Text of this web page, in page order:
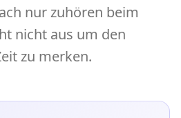
nur zuhören beim
nicht aus um den
zu merken.